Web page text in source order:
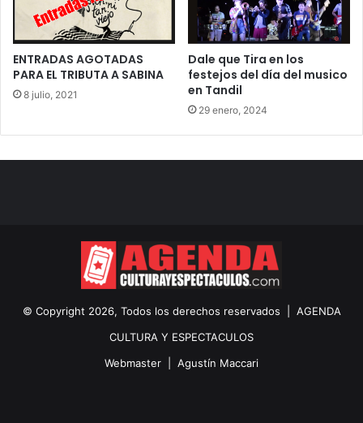
ENTRADAS AGOTADAS
PARA EL TRIBUTA A SABINA
8 julio, 2021
Dale que Tira en los
festejos del día del musico
en Tandil
29 enero, 2024
© Copyright 2026, Todos los derechos reservados | AGENDA
CULTURA Y ESPECTACULOS
Webmaster | Agustín Maccari